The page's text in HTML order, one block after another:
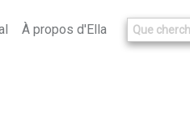
À propos d'Ella